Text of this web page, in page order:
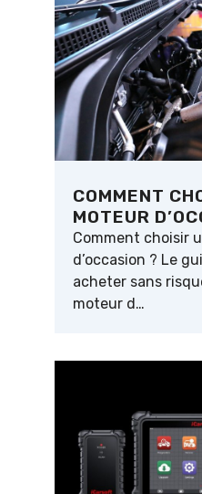
COMMENT
MOTEUR
Comment choisir
d’occasion ? Le
acheter sans
moteur d…